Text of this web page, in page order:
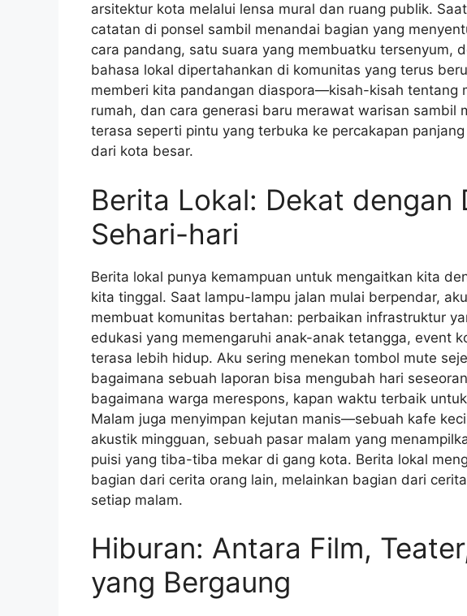
arsitektur kota melalui lensa mural dan ruang publik.
catatan di ponsel sambil menandai bagian yang
cara pandang, satu suara yang membuatku tersenyum,
bahasa lokal dipertahankan di komunitas yang terus
memberi kita pandangan diaspora—kisah-kisah tentang
rumah, dan cara generasi baru merawat warisan sambil
terasa seperti pintu yang terbuka ke percakapan
dari kota besar.
Berita Lokal: Dekat dengan
Sehari-hari
Berita lokal punya kemampuan untuk mengaitkan kita
kita tinggal. Saat lampu-lampu jalan mulai berpendar,
membuat komunitas bertahan: perbaikan infrastruktur
edukasi yang memengaruhi anak-anak tetangga, event
terasa lebih hidup. Aku sering menekan tombol mute
bagaimana sebuah laporan bisa mengubah hari
bagaimana warga merespons, kapan waktu terbaik
Malam juga menyimpan kejutan manis—sebuah kafe
akustik mingguan, sebuah pasar malam yang
puisi yang tiba-tiba mekar di gang kota. Berita lokal
bagian dari cerita orang lain, melainkan bagian dari
setiap malam.
Hiburan: Antara Film,
yang Bergaung